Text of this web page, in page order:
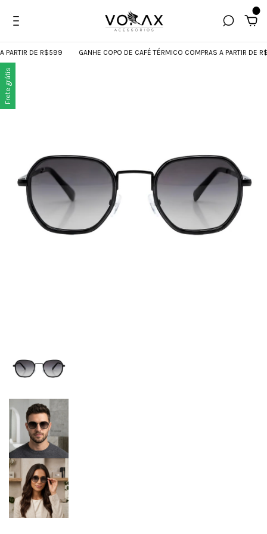
DE R$599 GANHE COPO DE CAFÉ TÉRMICO COMPRAS A PARTIR DE
Frete grátis